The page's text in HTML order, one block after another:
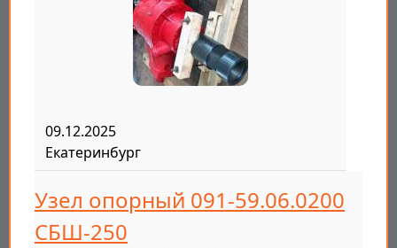
09.12.2025
Екатеринбург
Узел опорный 091-59.06.0200
СБШ-250